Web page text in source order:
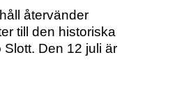
återvänder
till den historiska
Den 12 juli är